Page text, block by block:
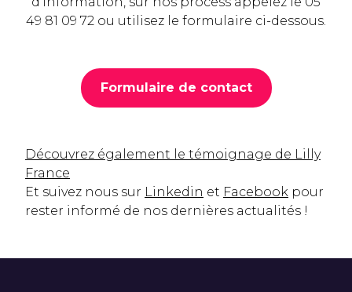
49 81 09 72 ou utilisez le formulaire ci-dessous.
Formulaire de contact
Découvrez également le témoignage de Lilly
France
Et suivez nous sur Linkedin et Facebook pour
rester informé de nos dernières actualités !